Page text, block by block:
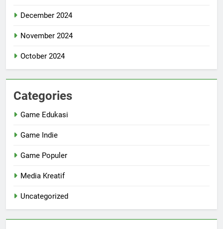
December 2024
November 2024
October 2024
Categories
Game Edukasi
Game Indie
Game Populer
Media Kreatif
Uncategorized